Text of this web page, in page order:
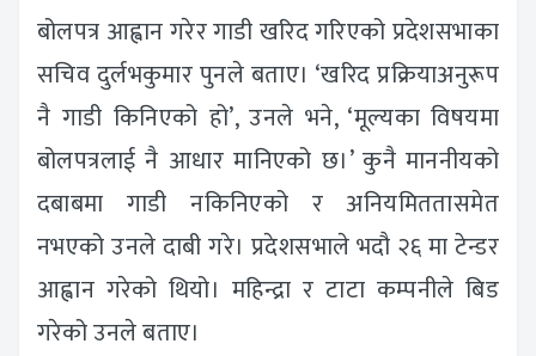
बोलपत्र आह्वान गरेर गाडी खरिद गरिएको प्रदेशसभाका
सचिव दुर्लभकुमार पुनले बताए। ‘खरिद प्रक्रियाअनुरूप
नै गाडी किनिएको हो’, उनले भने, ‘मूल्यका विषयमा
बोलपत्रलाई नै आधार मानिएको छ।’ कुनै माननीयको
दबाबमा गाडी नकिनिएको र अनियमिततासमेत
नभएको उनले दाबी गरे। प्रदेशसभाले भदौ २६ मा टेन्डर
आह्वान गरेको थियो। महिन्द्रा र टाटा कम्पनीले बिड
गरेको उनले बताए।